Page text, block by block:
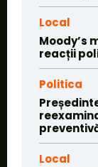
Local
Moody’s
reacții
Politica
Local